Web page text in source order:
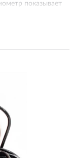
показывает
в
Очень
компрессор и
10000. Но если он
такую цену